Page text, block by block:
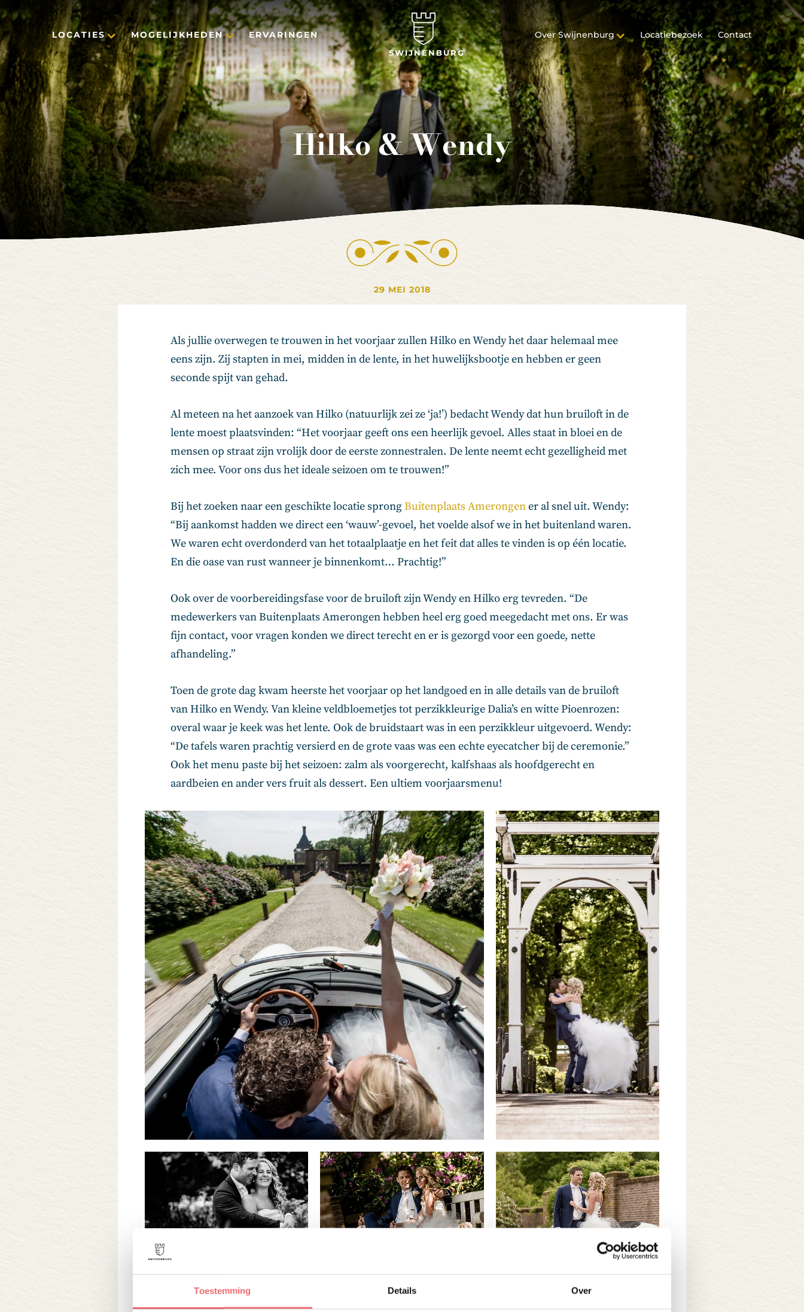
Toestemming Details Over
LOCATIES MOGELIJKHEDEN ERVARINGEN
SWIJNENBURG
Over Swijnenburg Locatiebezoek Contact
Hilko & Wendy
29 MEI 2018
Als jullie overwegen te trouwen in het voorjaar zullen Hilko en Wendy het daar helemaal mee
eens zijn. Zij stapten in mei, midden in de lente, in het huwelijksbootje en hebben er geen
seconde spijt van gehad.
Al meteen na het aanzoek van Hilko (natuurlijk zei ze ‘ja!’) bedacht Wendy dat hun bruiloft in de
lente moest plaatsvinden: “Het voorjaar geeft ons een heerlijk gevoel. Alles staat in bloei en de
mensen op straat zijn vrolijk door de eerste zonnestralen. De lente neemt echt gezelligheid met
zich mee. Voor ons dus het ideale seizoen om te trouwen!”
Bij het zoeken naar een geschikte locatie sprongBuitenplaats Amerongener al snel uit. Wendy:
“Bij aankomst hadden we direct een ‘wauw’-gevoel, het voelde alsof we in het buitenland waren.
We waren echt overdonderd van het totaalplaatje en het feit dat alles te vinden is op één locatie.
En die oase van rust wanneer je binnenkomt… Prachtig!”
Ook over de voorbereidingsfase voor de bruiloft zijn Wendy en Hilko erg tevreden. “De
medewerkers van Buitenplaats Amerongen hebben heel erg goed meegedacht met ons. Er was
fijn contact, voor vragen konden we direct terecht en er is gezorgd voor een goede, nette
afhandeling.”
Toen de grote dag kwam heerste het voorjaar op het landgoed en in alle details van de bruiloft
van Hilko en Wendy. Van kleine veldbloemetjes tot perzikkleurige Dalia’s en witte Pioenrozen:
overal waar je keek was het lente. Ook de bruidstaart was in een perzikkleur uitgevoerd. Wendy:
“De tafels waren prachtig versierd en de grote vaas was een echte eyecatcher bij de ceremonie.”
Ook het menu paste bij het seizoen: zalm als voorgerecht, kalfshaas als hoofdgerecht en
aardbeien en ander vers fruit als dessert. Een ultiem voorjaarsmenu!